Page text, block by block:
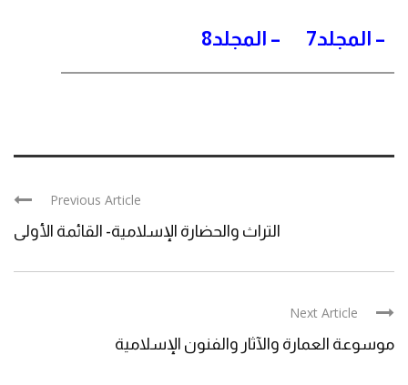
– المجلد7 – المجلد8
Previous Article
التراث والحضارة الإسلامية- القائمة الأولى
Next Article
موسوعة العمارة والآثار والفنون الإسلامية